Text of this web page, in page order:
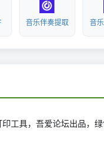
音乐伴奏提取 音
工具，吾爱论坛出品，